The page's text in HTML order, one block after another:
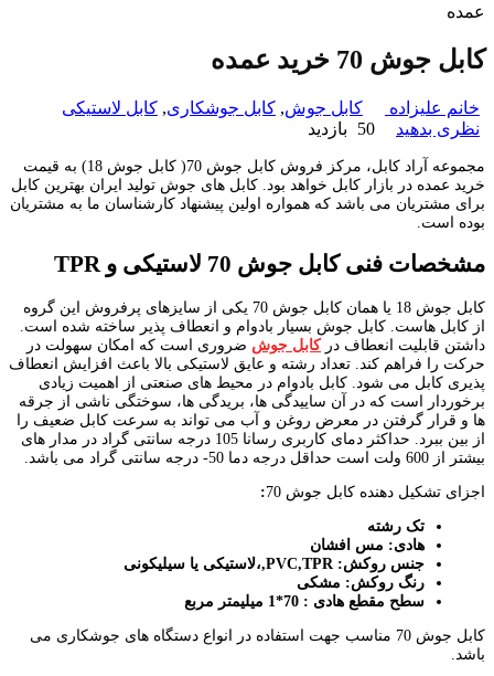
عمده
کابل جوش 70 خرید عمده
خانم علیزاده کابل جوش, کابل جوشکاری, کابل لاستیکی
نظری بدهید
50 بازدید
مجموعه آراد کابل، مرکز فروش کابل جوش 70( کابل جوش 18) به قیمت
خرید عمده در بازار کابل خواهد بود. کابل های جوش تولید ایران بهترین کابل
برای مشتریان می باشد که همواره اولین پیشنهاد کارشناسان ما به مشتریان
بوده است.
مشخصات فنی کابل جوش 70 لاستیکی و TPR
کابل جوش 18 یا همان کابل جوش 70 یکی از سایزهای پرفروش این گروه
از کابل هاست. کابل جوش بسیار بادوام و انعطاف پذیر ساخته شده است.
داشتن قابلیت انعطاف درکابل جوش ضروری است که امکان سهولت در
حرکت را فراهم کند. تعداد رشته و عایق لاستیکی بالا باعث افزایش انعطاف
پذیری کابل می شود. کابل بادوام در محیط های صنعتی از اهمیت زیادی
برخوردار است که در آن ساییدگی ها، بریدگی ها، سوختگی ناشی از جرقه
ها و قرار گرفتن در معرض روغن و آب می تواند به سرعت کابل ضعیف را
از بین ببرد. حداکثر دمای کاربری رسانا 105 درجه سانتی گراد در مدار های
بیشتر از 600 ولت است حداقل درجه دما 50- درجه سانتی گراد می باشد.
اجزای تشکیل دهنده کابل جوش 70 :
تک رشته
هادی: مس افشان
جنس روکش: PVC,TPR, ،لاستیکی یا سیلیکونی
رنگ روکش: مشکی
سطح مقطع هادی : 70*1 میلیمتر مربع
کابل جوش 70 مناسب جهت استفاده در انواع دستگاه های جوشکاری می
باشد.